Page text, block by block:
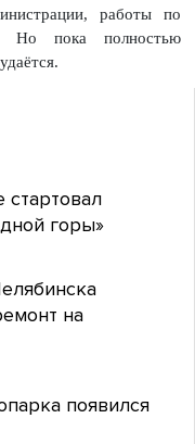
работы по
Но пока полностью
стартовал
горы»
на
появился